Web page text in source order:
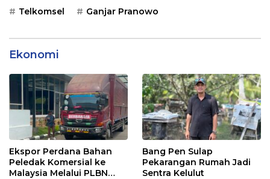
Telkomsel Ganjar Pranowo
Ekonomi
Ekspor Perdana Bahan
Peledak Komersial ke
Malaysia Melalui PLBN
Bang Pen Sulap
Pekarangan Rumah Jadi
Sentra Kelulut